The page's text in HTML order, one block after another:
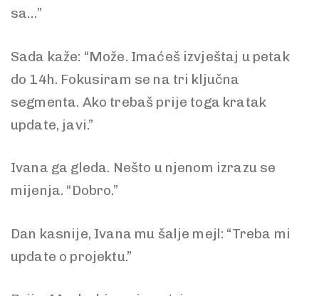
sa…”
Sada kaže: “Može. Imaćeš izvještaj u petak
do 14h. Fokusiram se na tri ključna
segmenta. Ako trebaš prije toga kratak
update, javi.”
Ivana ga gleda. Nešto u njenom izrazu se
mijenja. “Dobro.”
Dan kasnije, Ivana mu šalje mejl: “Treba mi
update o projektu.”